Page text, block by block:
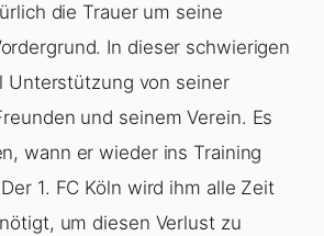
die Trauer um seine
In dieser schwierigen
Unterstützung von seiner
und seinem Verein. Es
wann er wieder ins Training
1. FC Köln wird ihm alle Zeit
um diesen Verlust zu